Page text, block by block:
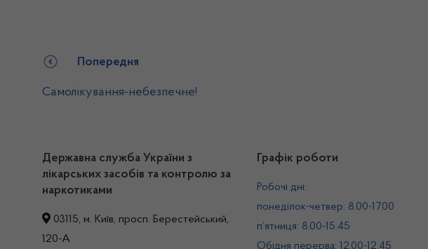
Попередня
Самолікування-небезпечне!
Державна служба України з
лікарських засобів та контролю за
наркотиками
03115, м. Київ, просп. Берестейський,
120-А
Графік роботи
Робочі дні:
понеділок-четвер: 8.00-17.00
п’ятниця: 8.00-15.45
Обідня перерва: 12.00-12.45